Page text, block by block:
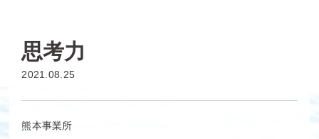
思考力
2021.08.25
熊本事業所